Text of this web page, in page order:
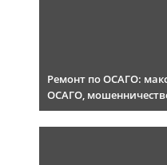
Ремонт по ОСАГО:
ОСАГО,